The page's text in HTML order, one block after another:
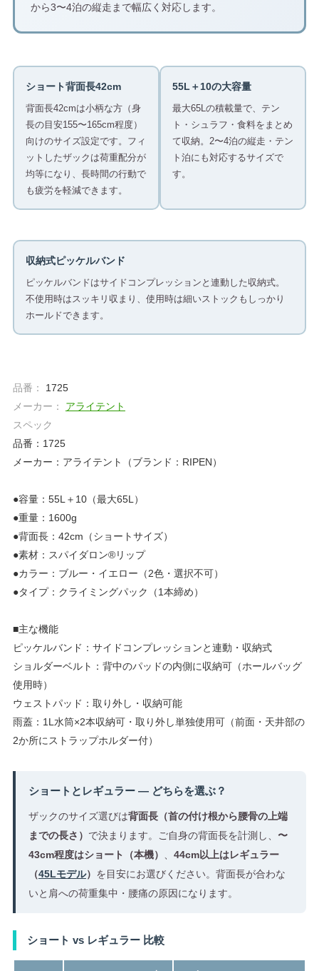
から3〜4泊の縦走まで幅広く対応します。
ショート背面長42cm
背面長42cmは小柄な方（身
長の目安155〜165cm程度）
向けのサイズ設定です。フィ
ットしたザックは荷重配分が
均等になり、長時間の行動で
も疲労を軽減できます。
55L＋10の大容量
最大65Lの積載量で、テン
ト・シュラフ・食料をまとめ
て収納。2〜4泊の縦走・テン
ト泊にも対応するサイズで
す。
収納式ピッケルバンド
ピッケルバンドはサイドコンプレッションと連動した収納式。
不使用時はスッキリ収まり、使用時は細いストックもしっかり
ホールドできます。
品番：
1725
メーカー：
アライテント
スペック
品番：1725
メーカー：アライテント（ブランド：RIPEN）
●容量：55L＋10（最大65L）
●重量：1600g
●背面長：42cm（ショートサイズ）
●素材：スパイダロン®リップ
●カラー：ブルー・イエロー（2色・選択不可）
●タイプ：クライミングパック（1本締め）
■主な機能
ピッケルバンド：サイドコンプレッションと連動・収納式
ショルダーベルト：背中のパッドの内側に収納可（ホールバッグ
使用時）
ウェストパッド：取り外し・収納可能
雨蓋：1L水筒×2本収納可・取り外し単独使用可（前面・天井部の
2か所にストラップホルダー付）
ショートとレギュラー — どちらを選ぶ？
ザックのサイズ選びは背面長（首の付け根から腰骨の上端
までの長さ） で決まります。ご自身の背面長を計測し、 〜
43cm程度はショート（本機）
44cm以上はレギュラー
（45Lモデル） を目安にお選びください。背面長が合わな
いと肩への荷重集中・腰痛の原因になります。
ショート vs レギュラー 比較